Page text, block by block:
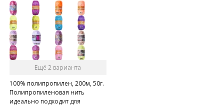
Ещё 2 варианта
100% полипропилен, 200м, 50г.
Полипропиленовая нить
идеально подходит для